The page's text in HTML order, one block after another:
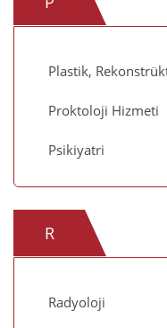
Plastik,
Proktoloji Hizmeti
Psikiyatri
R
Radyoloji